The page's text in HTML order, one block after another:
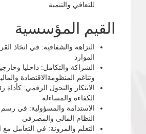
للتعافي والتنمية
القيم المؤسسية
النزاهة والشفافية: في اتخاذ
الموارد
الشراكة والتكامل: داخليا
وتناغم المنظومةالاقتصادة
الابتكار والتحول الرقمي: كأداة
الكفاءة والمساءلة
الاستدامة والمسؤولية: في
النظام المالي والمصرفي
التعلم والمرونة: في التعامل مع